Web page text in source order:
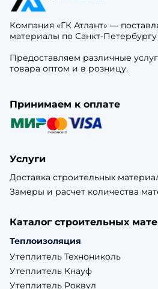
Компания «ГК Атлант» —
материалы по Санкт-
Предоставляем различные
товара оптом и в розницу.
Принимаем к оплате
Услуги
Доставка строительных
Замеры и расчет количества
Каталог строительных
Теплоизоляция
Утеплитель Технониколь
Утеплитель Кнауф
Утеплитель Роквул